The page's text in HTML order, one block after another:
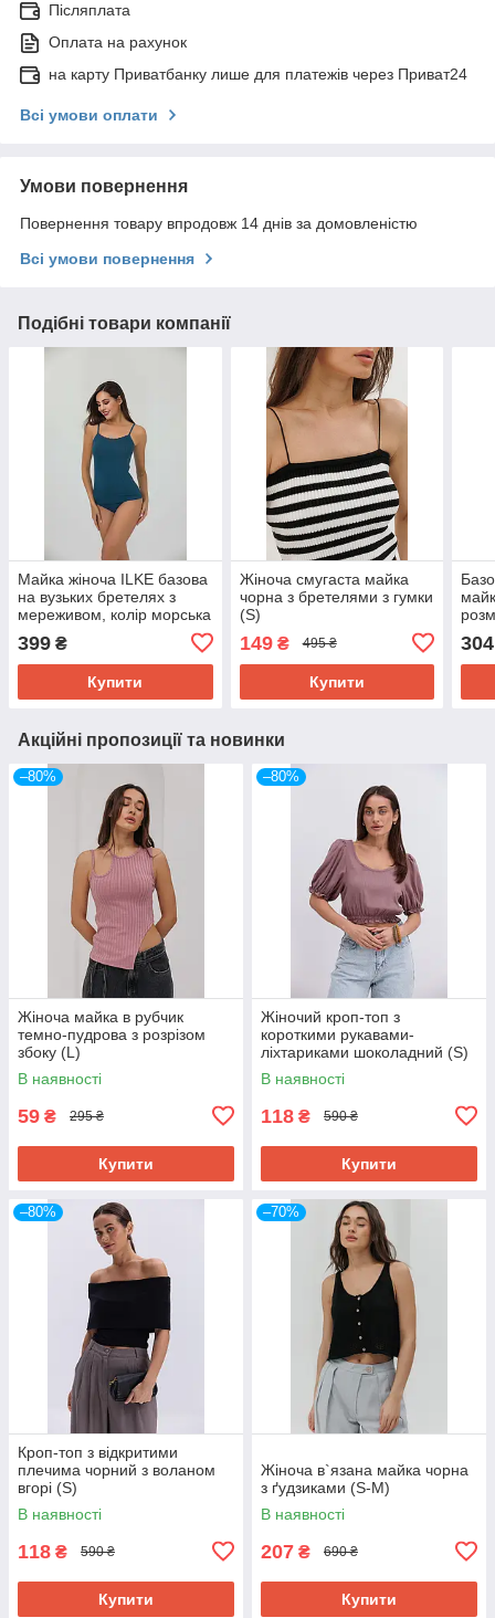
Післяплата
Оплата на рахунок
на карту Приватбанку лише для платежів через Приват24
Всі умови оплати
Умови повернення
Повернення товару впродовж 14 днів за домовленістю
Всі умови повернення
Подібні товари компанії
Майка жіноча ILKE базова
на вузьких бретелях з
мереживом, колір морська
399 ₴
Купити
Жіноча смугаста майка
чорна з бретелями з гумки
(S)
149₴ 495 ₴
Купити
304
Акційні пропозиції та новинки
–80%
Жіноча майка в рубчик
темно-пудрова з розрізом
збоку (L)
В наявності
59 ₴ 295 ₴
Купити
–80%
Жіночий кроп-топ з
короткими рукавами-
ліхтариками шоколадний (S)
В наявності
118 ₴ 590 ₴
Купити
–80%
Кроп-топ з відкритими
плечима чорний з воланом
вгорі (S)
В наявності
118 ₴ 590 ₴
Купити
–70%
Жіноча в`язана майка чорна
з ґудзиками (S-M)
В наявності
207 ₴ 690 ₴
Купити